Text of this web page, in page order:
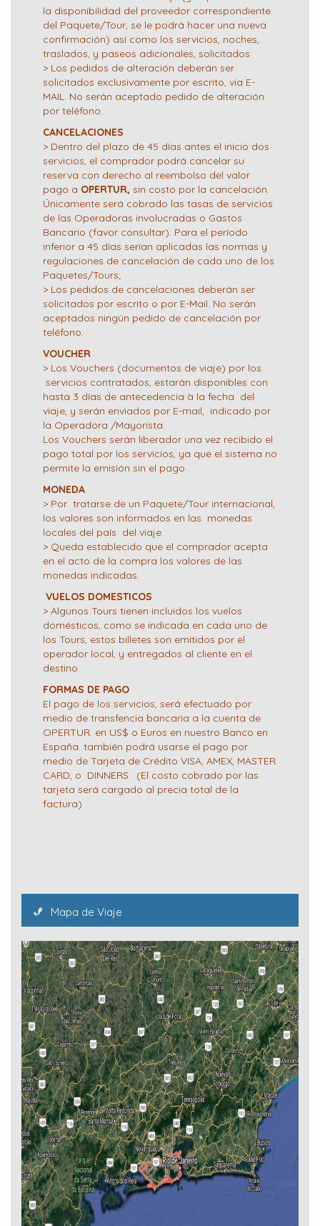
la disponibilidad del proveedor correspondiente
del Paquete/Tour, se le podrá hacer una nueva
confirmación) así como los servicios, noches,
traslados, y paseos adicionales, solicitados
> Los pedidos de alteración deberán ser
solicitados exclusivamente por escrito, via E-
MAIL. No serán aceptado pedido de alteración
por teléfono.
CANCELACIONES
> Dentro del plazo de 45 días antes el inicio dos
servicios, el comprador podrá cancelar su
reserva con derecho al reembolso del valor
pago a OPERTUR, sin costo por la cancelación.
Únicamente será cobrado las tasas de servicios
de las Operadoras involucradas o Gastos
Bancario (favor consultar). Para el período
inferior a 45 días serían aplicadas las normas y
regulaciones de cancelación de cada uno de los
Paquetes/Tours;
> Los pedidos de cancelaciones deberán ser
solicitados por escrito o por E-Mail. No serán
aceptados ningún pedido de cancelación por
teléfono.
VOUCHER
> Los Vouchers (documentos de viaje) por los
servicios contratados, estarán disponibles con
hasta 3 días de antecedencia à la fecha del
viaje, y serán enviados por E-mail, indicado por
la Operadora /Mayorista.
Los Vouchers serán liberador una vez recibido el
pago total por los servicios, ya que el sistema no
permite la emisión sin el pago
MONEDA
> Por tratarse de un Paquete/Tour internacional,
los valores son informados en las monedas
locales del país del viaje.
> Queda establecido que el comprador acepta
en el acto de la compra los valores de las
monedas indicadas.
VUELOS DOMESTICOS
> Algunos Tours tienen incluidos los vuelos
domésticos, como se indicada en cada uno de
los Tours, estos billetes son emitidos por el
operador local, y entregados al cliente en el
destino.
FORMAS DE PAGO
El pago de los servicios, será efectuado por
medio de transfencia bancaria a la cuenta de
OPERTUR. en US$ o Euros en nuestro Banco en
España. también podrá usarse el pago por
medio de Tarjeta de Crédito VISA, AMEX, MASTER
CARD, o DINNERS. (El costo cobrado por las
tarjeta será cargado al precia total de la
factura)
Mapa de Viaje